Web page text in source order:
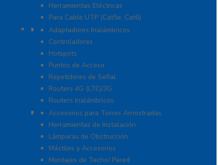
Herramientas Eléctricas
Para Cable UTP (Cat5e, Cat6)
Redes WIFI
Adaptadores Inalámbricos
Controladores
Hotspots
Puntos de Acceso
Repetidores de Señal
Routers 4G (LTE)/3G
Routers Inalámbricos
Torres y Mástiles
Accesorios para Torres Arriostradas
Herramientas de Instalación
Lámparas de Obstrucción
Mástiles y Accesorios
Montajes de Techo/ Pared